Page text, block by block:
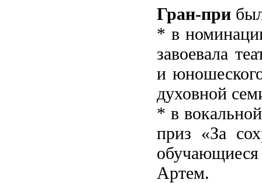
Гран-при
* в
завоевала
и
духовной
* в
приз «За
Артем.